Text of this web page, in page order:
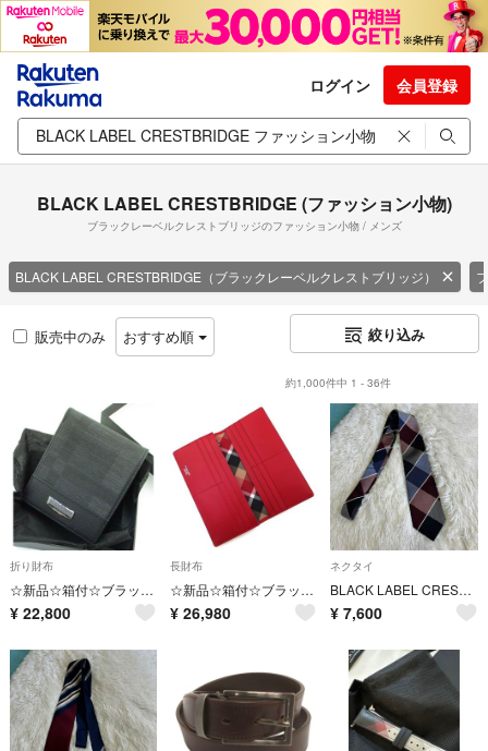
ログイン 会員登録
BLACK LABEL CRESTBRIDGE (ファッション小物)
ブラックレーベルクレストブリッジのファッション小物 / メンズ
BLACK LABEL CRESTBRIDGE（ブラックレーベルクレストブリッジ）
販売中のみ おすすめ順 絞り込み
約1,000件中 1 - 36件
折り財布
☆新品☆箱付☆ブラックレーベル・クレストブリッジ シャドーチェック 折り財布☆
¥ 22,800
長財布
☆新品☆箱付☆ブラックレーベル・クレストブリッジ バイカラー かぶせ 長財布☆
¥ 26,980
ネクタイ
BLACK LABEL CRESTBRIDGE ネクタイ チェック柄 美品
¥ 7,600